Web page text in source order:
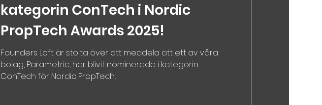
kategorin ConTech i Nordic
PropTech Awards 2025!
Founders Loft är stolta över att meddela att ett av våra
bolag, Parametric, har blivit nominerade i kategorin
ConTech för Nordic PropTech...